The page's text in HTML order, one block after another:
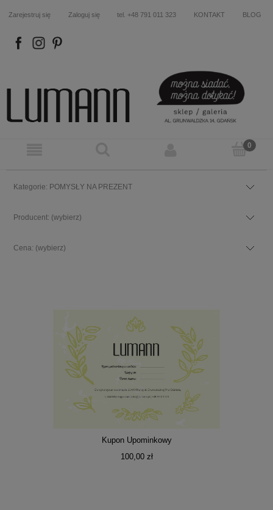
Zarejestruj się Zaloguj się tel. +48 791 011 323 KONTAKT BLOG
FB IN P
Kategorie: POMYSŁY NA PREZENT
Producent: (wybierz)
Cena: (wybierz)
Kupon Upominkowy
100,00 zł